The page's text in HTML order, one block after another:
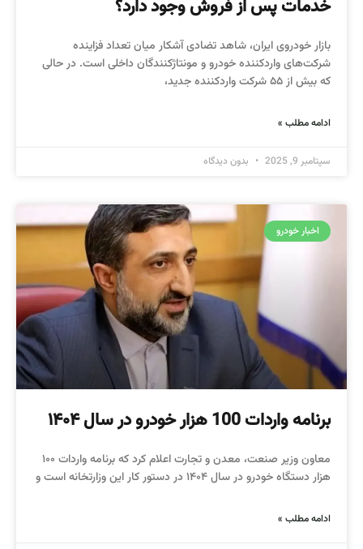
خدمات پس از فروش وجود دارد؟
بازار خودروی ایران، شاهد تضادی آشکار میان تعداد فزاینده
شرکت‌های واردکننده خودرو و مونتاژکنندگان داخلی است. در حالی
که بیش از ۵۵ شرکت واردکننده جدید،
ادامه مطلب »
سپتامبر 9, 2025 بدون دیدگاه
اخبار خودرو
برنامه واردات 100 هزار خودرو در سال ۱۴۰۴
معاون وزیر صنعت، معدن و تجارت اعلام کرد که برنامه واردات ۱۰۰
هزار دستگاه خودرو در سال ۱۴۰۴ در دستور کار این وزارتخانه است و
ادامه مطلب »